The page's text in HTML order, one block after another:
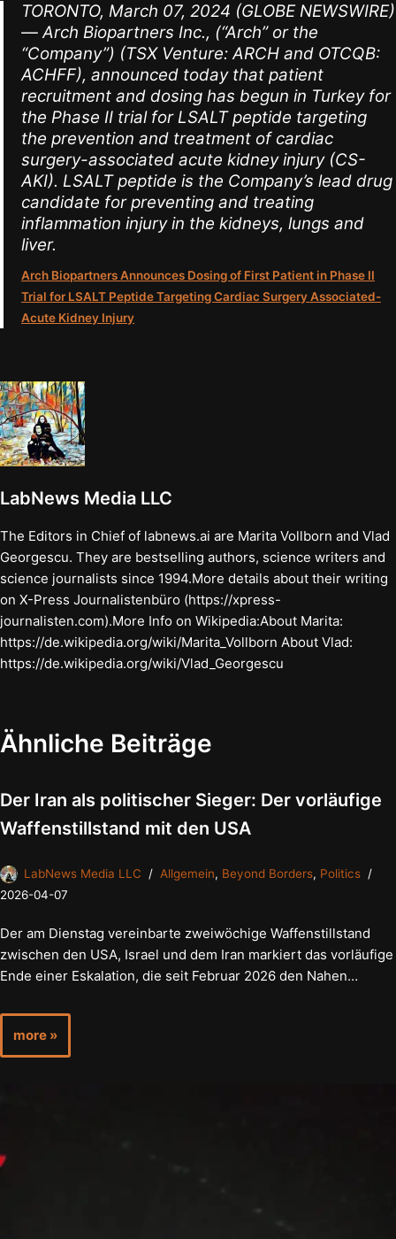
TORONTO, March 07, 2024 (GLOBE NEWSWIRE)
— Arch Biopartners Inc., (“Arch” or the
“Company”) (TSX Venture: ARCH and OTCQB:
ACHFF), announced today that patient
recruitment and dosing has begun in Turkey for
the Phase II trial for LSALT peptide targeting
the prevention and treatment of cardiac
surgery-associated acute kidney injury (CS-
AKI). LSALT peptide is the Company’s lead drug
candidate for preventing and treating
inflammation injury in the kidneys, lungs and
liver.
Arch Biopartners Announces Dosing of First Patient in Phase II
Trial for LSALT Peptide Targeting Cardiac Surgery Associated-
Acute Kidney Injury
LabNews Media LLC
The Editors in Chief of labnews.ai are Marita Vollborn and Vlad
Georgescu. They are bestselling authors, science writers and
science journalists since 1994.More details about their writing
on X-Press Journalistenbüro (https://xpress-
journalisten.com).More Info on Wikipedia:About Marita:
https://de.wikipedia.org/wiki/Marita_Vollborn About Vlad:
https://de.wikipedia.org/wiki/Vlad_Georgescu
Ähnliche Beiträge
Der Iran als politischer Sieger: Der vorläufige
Waffenstillstand mit den USA
LabNews Media LLC Allgemein, Beyond Borders, Politics
2026-04-07
Der am Dienstag vereinbarte zweiwöchige Waffenstillstand
zwischen den USA, Israel und dem Iran markiert das vorläufige
Ende einer Eskalation, die seit Februar 2026 den Nahen…
more »